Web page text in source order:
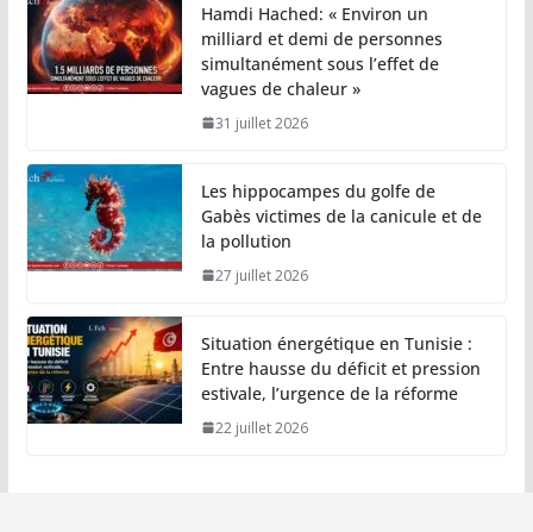
Hamdi Hached: « Environ un
milliard et demi de personnes
simultanément sous l’effet de
vagues de chaleur »
31 juillet 2026
Les hippocampes du golfe de
Gabès victimes de la canicule et de
la pollution
27 juillet 2026
Situation énergétique en Tunisie :
Entre hausse du déficit et pression
estivale, l’urgence de la réforme
22 juillet 2026